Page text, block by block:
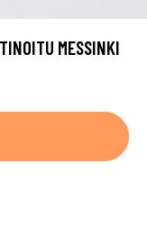
MESSINKI